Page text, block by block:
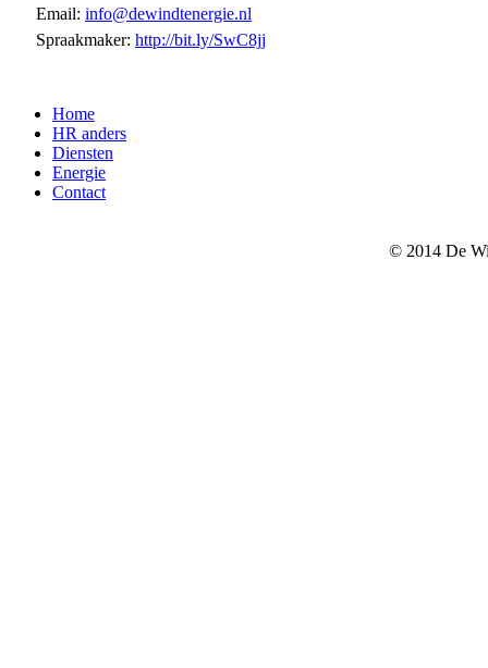
Email: info@dewindtenergie.nl
Spraakmaker: http://bit.ly/SwC8jj
Home
HR anders
Diensten
Energie
Contact
© 2014 De